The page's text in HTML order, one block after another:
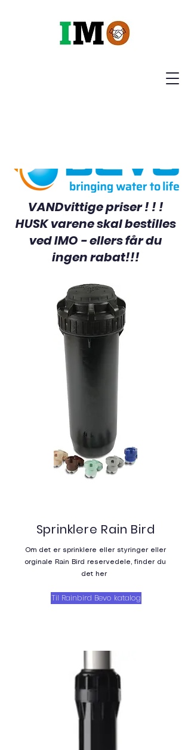
VANDvittige priser ! ! !
HUSK varene skal bestilles
ved IMO - ellers får du
ingen rabat!!!
Sprinklere Rain Bird
Om det er sprinklere eller styringer eller
orginale Rain Bird reservedele, finder du
det her
Til Rainbird Bevo katalog